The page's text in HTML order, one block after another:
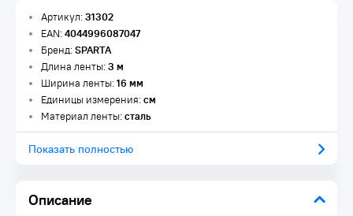
Описание
Артикул:31302
EAN:4044996087047
Бренд:SPARTA
Длина ленты:3 м
Ширина ленты:16 мм
Единицы измерения:см
Материал ленты:сталь
Показать полностью